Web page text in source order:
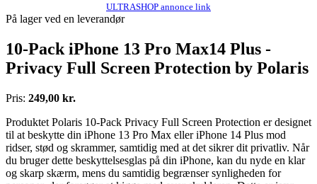
ULTRASHOP annonce link
På lager ved en leverandør
10-Pack iPhone 13 Pro Max14 Plus -
Privacy Full Screen Protection by Polaris
Pris: 249,00 kr.
Produktet Polaris 10-Pack Privacy Full Screen Protection er designet
til at beskytte din iPhone 13 Pro Max eller iPhone 14 Plus mod
ridser, stød og skrammer, samtidig med at det sikrer dit privatliv. Når
du bruger dette beskyttelsesglas på din iPhone, kan du nyde en klar
og skarp skærm, mens du samtidig begrænser synligheden for